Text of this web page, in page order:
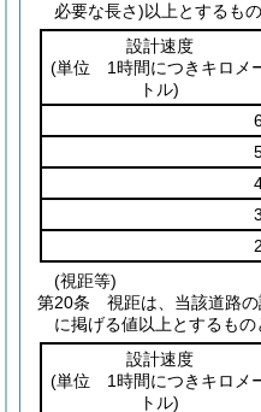
必要な長さ)以上とするも
設計速度
(単位 1時間につきキロメ
トル)
(視距等)
第20条
視距は、当該道路の
に掲げる値以上とするもの
設計速度
(単位 1時間につきキロメ
トル)